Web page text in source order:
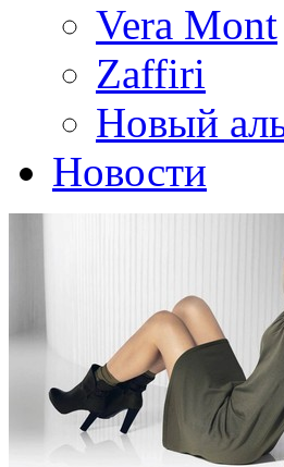
Vera Mont
Zaffiri
Новый
Новости